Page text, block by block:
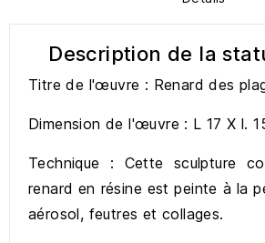
Description de la
Titre de l'œuvre : Renard des
Dimension de l'œuvre : L 17 X l.
Technique : Cette sculpture
renard en résine est peinte à la
aérosol, feutres et collages.